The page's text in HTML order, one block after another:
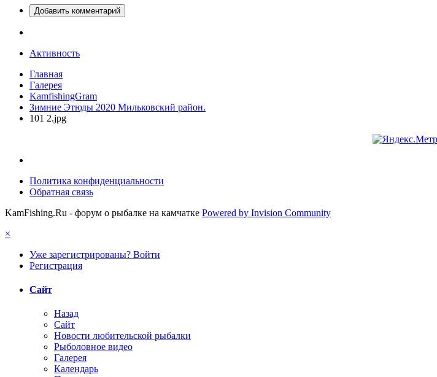
Добавить комментарий
Активность
Главная
Галерея
KamfishingGram
Зимние Этюды 2020 Мильковский район.
101 2.jpg
Политика конфиденциальности
Обратная связь
KamFishing.Ru - форум о рыбалке на камчатке Powered by Invision Community
×
Уже зарегистрированы? Войти
Регистрация
Сайт
Назад
Сайт
Новости любительской рыбалки
Рыболовное видео
Галерея
Календарь